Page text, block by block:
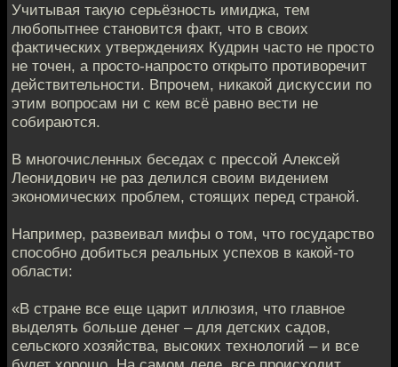
Учитывая такую серьёзность имиджа, тем
любопытнее становится факт, что в своих
фактических утверждениях Кудрин часто не просто
не точен, а просто-напросто открыто противоречит
действительности. Впрочем, никакой дискуссии по
этим вопросам ни с кем всё равно вести не
собираются.
В многочисленных беседах с прессой Алексей
Леонидович не раз делился своим видением
экономических проблем, стоящих перед страной.
Например, развеивал мифы о том, что государство
способно добиться реальных успехов в какой-то
области:
«В стране все еще царит иллюзия, что главное
выделять больше денег – для детских садов,
сельского хозяйства, высоких технологий – и все